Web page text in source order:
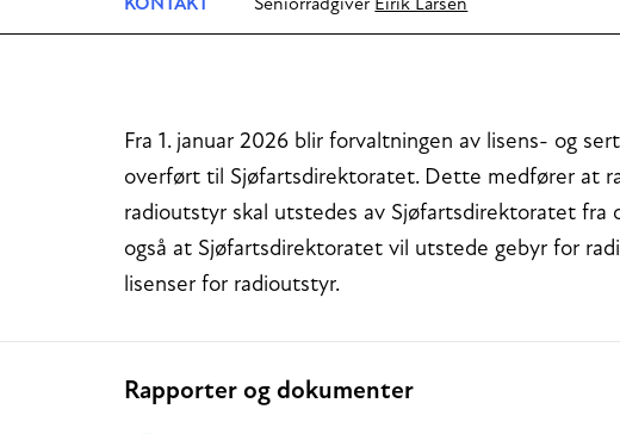
KONTAKT Seniorrådgiver Eirik Larsen
Fra 1. januar 2026 blir forvaltningen av lisens- og
overført til Sjøfartsdirektoratet. Dette medfører at
radioutstyr skal utstedes av Sjøfartsdirektoratet fra
også at Sjøfartsdirektoratet vil utstede gebyr for
lisenser for radioutstyr.
Relaterte
Rapporter og dokumenter